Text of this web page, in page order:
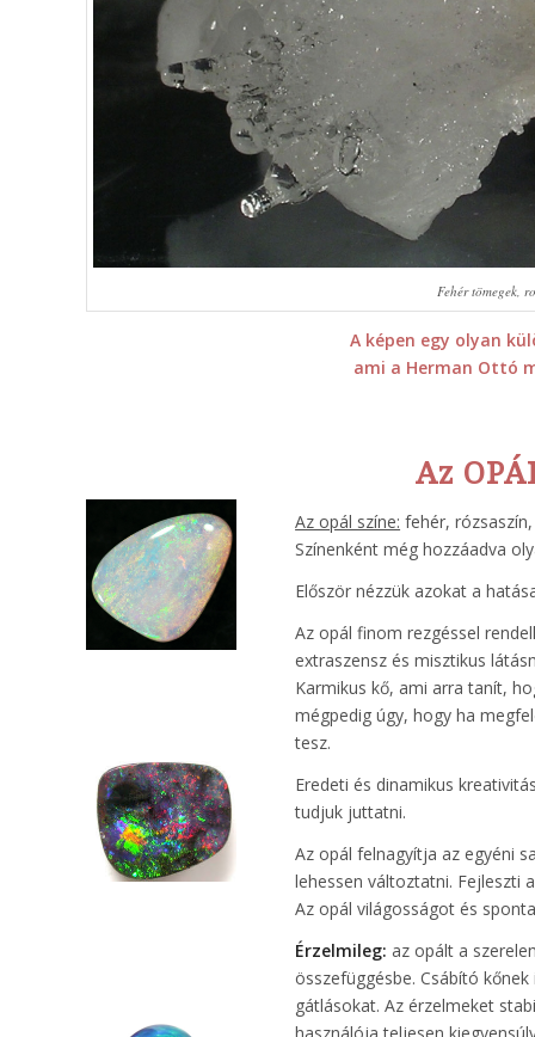
Fehér tömegek,
A képen egy olyan
ami a Herman Ottó
Az
Az opál színe: fehér,
Színenként még hozzáadva
Először nézzük azokat a
Az opál finom rezgéssel
extraszensz és misztikus
Karmikus kő, ami arra tanít,
mégpedig úgy, hogy ha
tesz.
Eredeti és dinamikus
tudjuk juttatni.
Az opál felnagyítja az egyéni
lehessen változtatni. Fejleszti
Az opál világosságot és
Érzelmileg: az opált a
összefüggésbe. Csábító
gátlásokat. Az érzelmeket
használója teljesen